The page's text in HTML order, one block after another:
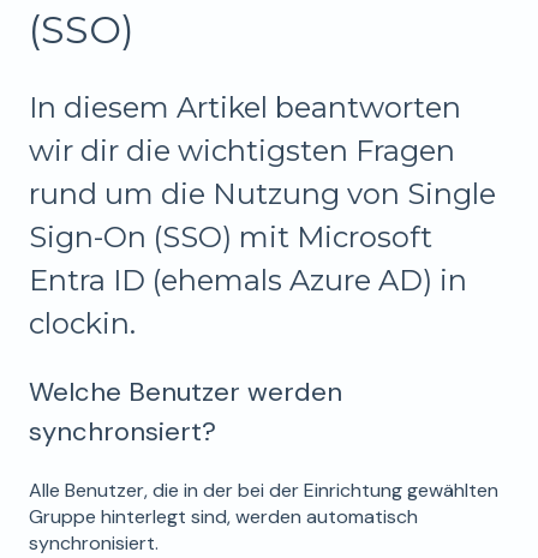
(SSO)
In diesem Artikel beantworten
wir dir die wichtigsten Fragen
rund um die Nutzung von Single
Sign-On (SSO) mit Microsoft
Entra ID (ehemals Azure AD) in
clockin.
Welche Benutzer werden
synchronsiert?
Alle Benutzer, die in der bei der Einrichtung gewählten
Gruppe hinterlegt sind, werden automatisch
synchronisiert.